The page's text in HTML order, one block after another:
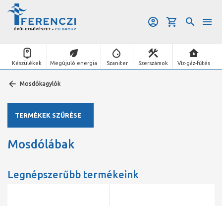
Készülékek Megújuló energia Szaniter Szerszámok Víz-gáz-fűtés
Mosdókagylók
Mosdólábak
Legnépszerűbb termékeink
TERMÉKEK SZŰRÉSE